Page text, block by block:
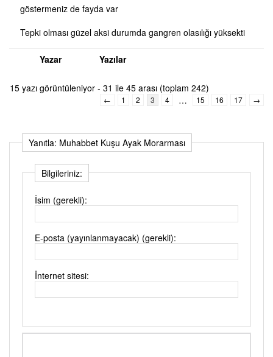
göstermeniz de fayda var
Tepki olması güzel aksi durumda gangren olasılığı yüksekti
Yazar Yazılar
15 yazı görüntüleniyor - 31 ile 45 arası (toplam 242)
← 1 2 3 4 … 15 16 17 →
Yanıtla: Muhabbet Kuşu Ayak Morarması
Bilgileriniz:
İsim (gerekli):
E-posta (yayınlanmayacak) (gerekli):
İnternet sitesi: